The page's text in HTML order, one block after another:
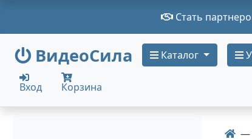
Стать
ВидеоСила Каталог
Вход Корзина